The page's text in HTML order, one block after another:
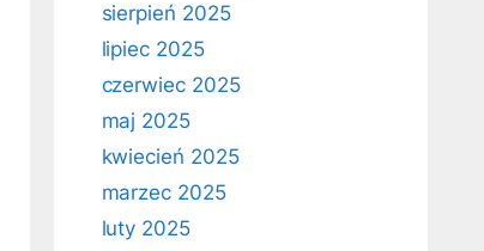
sierpień 2025
lipiec 2025
czerwiec 2025
maj 2025
kwiecień 2025
marzec 2025
luty 2025